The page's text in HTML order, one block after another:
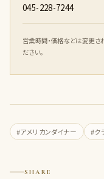
045-228-7244
営業時間・価格などは変更さ
ださい。
#アメリカンダイナー #ク
SHARE